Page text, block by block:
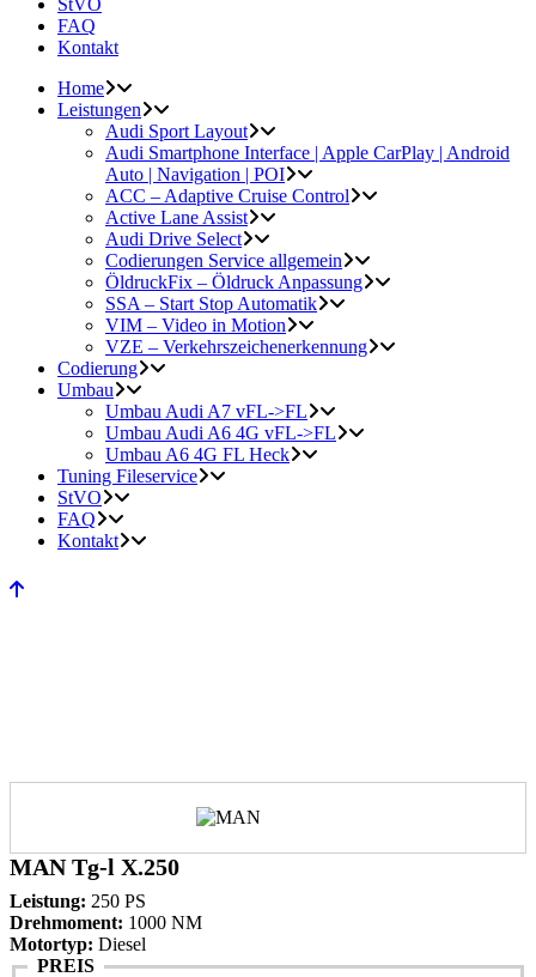
StVO
FAQ
Kontakt
Home
Leistungen
Audi Sport Layout
Audi Smartphone Interface | Apple CarPlay | Android
Auto | Navigation | POI
ACC – Adaptive Cruise Control
Active Lane Assist
Audi Drive Select
Codierungen Service allgemein
ÖldruckFix – Öldruck Anpassung
SSA – Start Stop Automatik
VIM – Video in Motion
VZE – Verkehrszeichenerkennung
Codierung
Umbau
Umbau Audi A7 vFL->FL
Umbau Audi A6 4G vFL->FL
Umbau A6 4G FL Heck
Tuning Fileservice
StVO
FAQ
Kontakt
MAN Tg-l X.250
Leistung: 250 PS
Drehmoment: 1000 NM
Motortyp: Diesel
PREIS